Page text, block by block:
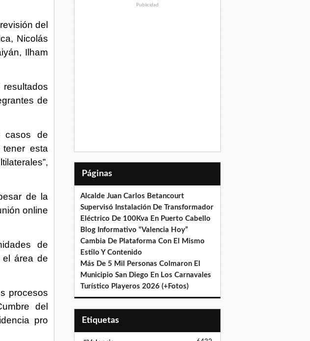
del
Nicolás
Ilham
de
casos de
esta
de la
online
de
el área de
procesos
del
pro
Publicidad
Páginas
Alcalde Juan Carlos Betancourt
Supervisó Instalación De Transformador
Eléctrico De 100Kva En Puerto Cabello
Blog Informativo “Valencia Hoy”
Cambia De Plataforma Con El Mismo
Estilo Y Contenido
Más De 5 Mil Personas Colmaron El
Municipio San Diego En Los Carnavales
Turístico Playeros 2026 (+Fotos)
Etiquetas